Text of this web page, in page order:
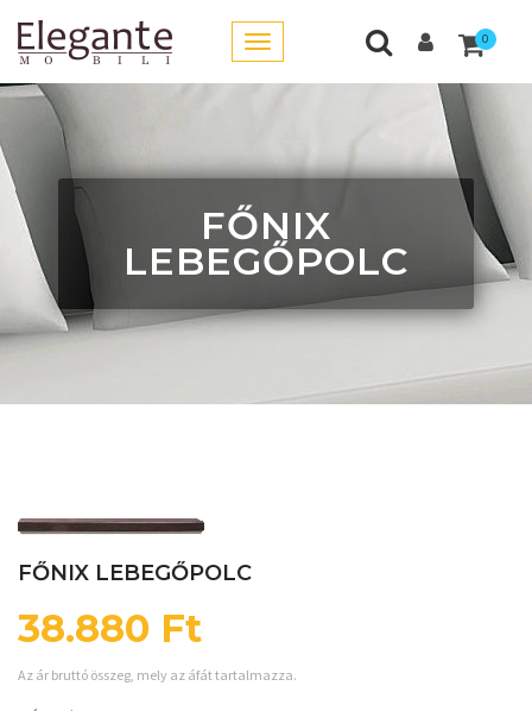
0
FŐNIX
LEBEGŐPOLC
FŐNIX LEBEGŐPOLC
38.880 Ft
Az ár bruttó összeg, mely az áfát tartalmazza.